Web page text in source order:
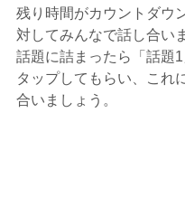
残り時間がカウントダウ
対してみんなで話し合い
話題に詰まったら「話題
タップしてもらい、これ
合いましょう。